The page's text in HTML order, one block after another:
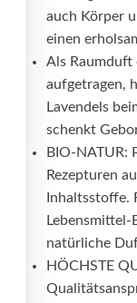
auch Körper
einen
Als Raumduft
aufgetragen,
Lavendels
schenkt
BIO-NATUR:
Rezepturen
Inhaltsstoffe.
natürliche
HÖCHSTE